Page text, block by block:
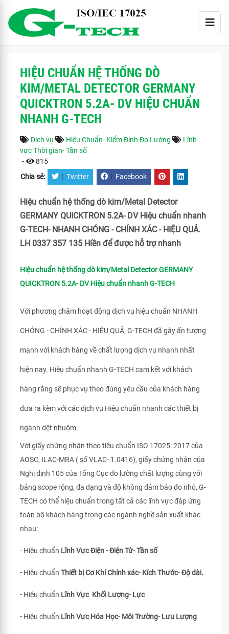
HIỆU CHUẨN HỆ THỐNG DÒ
KIM/METAL DETECTOR GERMANY
QUICKTRON 5.2A- DV HIỆU CHUẨN
NHANH G-TECH
Dịch vụ Hiệu Chuẩn- Kiểm Định Đo Lường
Lĩnh
vực Thời gian- Tần số
-
815
Chia sẻ: | Twitter | Facebook
Hiệu chuẩn hệ thống dò kim/Metal Detector
GERMANY QUICKTRON 5.2A- DV Hiệu chuẩn nhanh
G-TECH- NHANH CHÓNG - CHÍNH XÁC - HIỆU QUẢ.
LH 0337 357 135 Hiền để được hỗ trợ nhanh
Hiệu chuẩn hệ thống dò kim/Metal Detector GERMANY
QUICKTRON 5.2A- DV Hiệu chuẩn nhanh G-TECH
Với phương châm hoạt động dịch vụ hiệu chuẩn NHANH
CHÓNG - CHÍNH XÁC - HIỆU QUẢ, G-TECH đã gây ấn tượng
mạnh với khách hàng về chất lượng dịch vụ nhanh nhất
hiện nay. Hiệu chuẩn nhanh G-TECH cam kết với khách
hàng rằng sẽ phục vụ theo đúng yêu cầu của khách hàng
đưa ra kèm với các dịch vụ Hiệu chuẩn nhanh các thiết bị
ngành dệt nhuộm.
Với giấy chứng nhận theo tiêu chuẩn ISO 17025: 2017 của
AOSC, ILAC-MRA ( số VLAC- 1.0416), giấy chứng nhận của
Nghị định 105 của Tổng Cục đo lường chất lượng cùng với
bảng scope rộng, đa dạng và độ không đảm bảo đo nhỏ, G-
TECH có thể hiệu chuẩn trong tất cả các lĩnh vực đáp ứng
toàn bộ khách hàng trong các ngành nghề sản xuất khác
nhau:
- Hiệu chuẩn Lĩnh Vực Điện - Điện Tử- Tần số
-Hiệu chuẩn Thiết bị Cơ Khí Chính xác- Kích Thước- Độ dài.
-Hiệu chuẩn Lĩnh Vực Khối Lượng- Lực
-Hiệu chuẩn Lĩnh Vực Hóa Học- Môi Trường- Lưu Lượng